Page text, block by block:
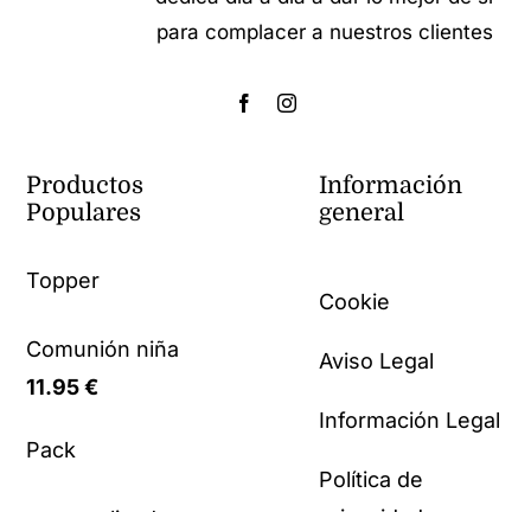
para complacer a nuestros clientes
Productos
Populares
Topper
Comunión niña
11.95€
Pack
Información
general
Cookie
Aviso Legal
Información Legal
Política de